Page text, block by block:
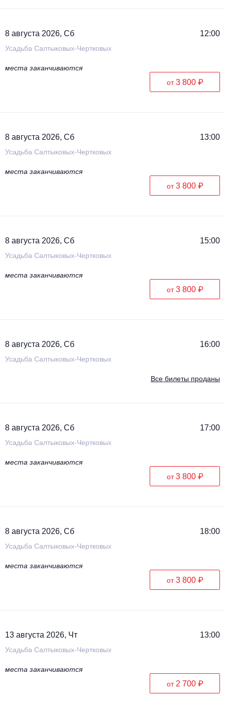
8 августа 2026, Сб 12:00
Усадьба Салтыковых-Чертковых
места заканчиваются
от3 800 ₽
8 августа 2026, Сб 13:00
Усадьба Салтыковых-Чертковых
места заканчиваются
от3 800 ₽
8 августа 2026, Сб 15:00
Усадьба Салтыковых-Чертковых
места заканчиваются
от3 800 ₽
8 августа 2026, Сб 16:00
Усадьба Салтыковых-Чертковых
Все билеты проданы
8 августа 2026, Сб 17:00
Усадьба Салтыковых-Чертковых
места заканчиваются
от3 800 ₽
8 августа 2026, Сб 18:00
Усадьба Салтыковых-Чертковых
места заканчиваются
от3 800 ₽
13 августа 2026, Чт 13:00
Усадьба Салтыковых-Чертковых
места заканчиваются
от 2 700 ₽